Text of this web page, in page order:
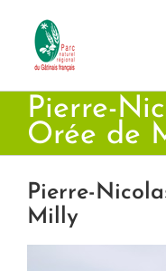
contenu
Pierre-
Orée de
Pierre-
Milly